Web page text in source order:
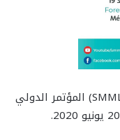
تنظم الجمعية المغربية للطب الشرعي (SMML) المؤتمر الدولي